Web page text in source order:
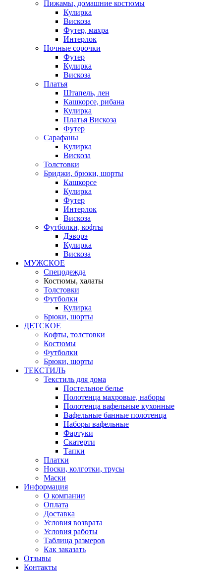
Пижамы, домашние костюмы
Кулирка
Вискоза
Футер, махра
Интерлок
Ночные сорочки
Футер
Кулирка
Вискоза
Платья
Штапель, лен
Кашкорсе, рибана
Кулирка
Платья Вискоза
Футер
Сарафаны
Кулирка
Вискоза
Толстовки
Бриджи, брюки, шорты
Кашкорсе
Кулирка
Футер
Интерлок
Вискоза
Футболки, кофты
Дэворэ
Кулирка
Вискоза
МУЖСКОЕ
Спецодежда
Костюмы, халаты
Толстовки
Футболки
Кулирка
Брюки, шорты
ДЕТСКОЕ
Кофты, толстовки
Костюмы
Футболки
Брюки, шорты
ТЕКСТИЛЬ
Текстиль для дома
Постельное белье
Полотенца махровые, наборы
Полотенца вафельные кухонные
Вафельные банные полотенца
Наборы вафельные
Фартуки
Скатерти
Тапки
Платки
Носки, колготки, трусы
Маски
Информация
О компании
Оплата
Доставка
Условия возврата
Условия работы
Таблица размеров
Как заказать
Отзывы
Контакты